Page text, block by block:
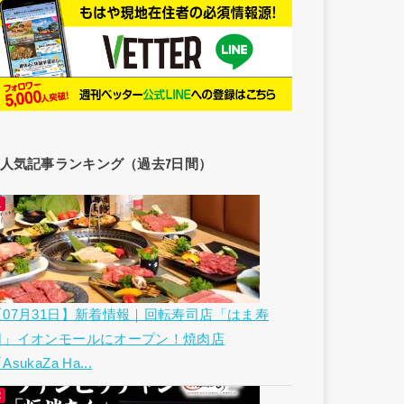
人気記事ランキング（過去7日間）
07月31日】新着情報｜回転寿司店「はま寿
」イオンモールにオープン！焼肉店
AsukaZa Ha...